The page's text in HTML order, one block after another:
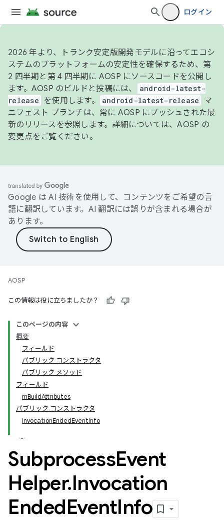
ログイン
2026 年より、トランク安定版開発モデルに沿ってエコシ
ステムのプラットフォームの安定性を確保するため、第
2 四半期と第 4 四半期に AOSP にソースコードを公開し
ます。AOSP のビルドと投稿には、
android-latest-
release
を使用します。 android-latest-release
マ
ニフェスト ブランチは、常に AOSP にプッシュされた最
新のリリースを参照します。詳細については、AOSP の
変更点をご覧ください。
Google は AI 技術を使用して、コンテンツをご希望の言
語に翻訳しています。AI 翻訳には誤りが含まれる場合が
あります。
AOSP
この情報は役に立ちましたか？
このページの内容
概要
フィールド
パブリック コンストラクタ
パブリック メソッド
フィールド
mBuildAttributes
パブリック コンストラクタ
InvocationEndedEventInfo
SubprocessEvent
Helper.Invocation
EndedEventInfo